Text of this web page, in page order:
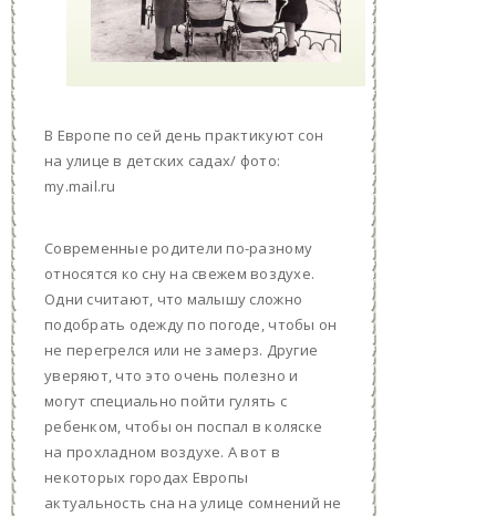
В Европе по сей день практикуют сон
на улице в детских садах/ фото:
my.mail.ru
Современные родители по-разному
относятся ко сну на свежем воздухе.
Одни считают, что малышу сложно
подобрать одежду по погоде, чтобы он
не перегрелся или не замерз. Другие
уверяют, что это очень полезно и
могут специально пойти гулять с
ребенком, чтобы он поспал в коляске
на прохладном воздухе. А вот в
некоторых городах Европы
актуальность сна на улице сомнений не